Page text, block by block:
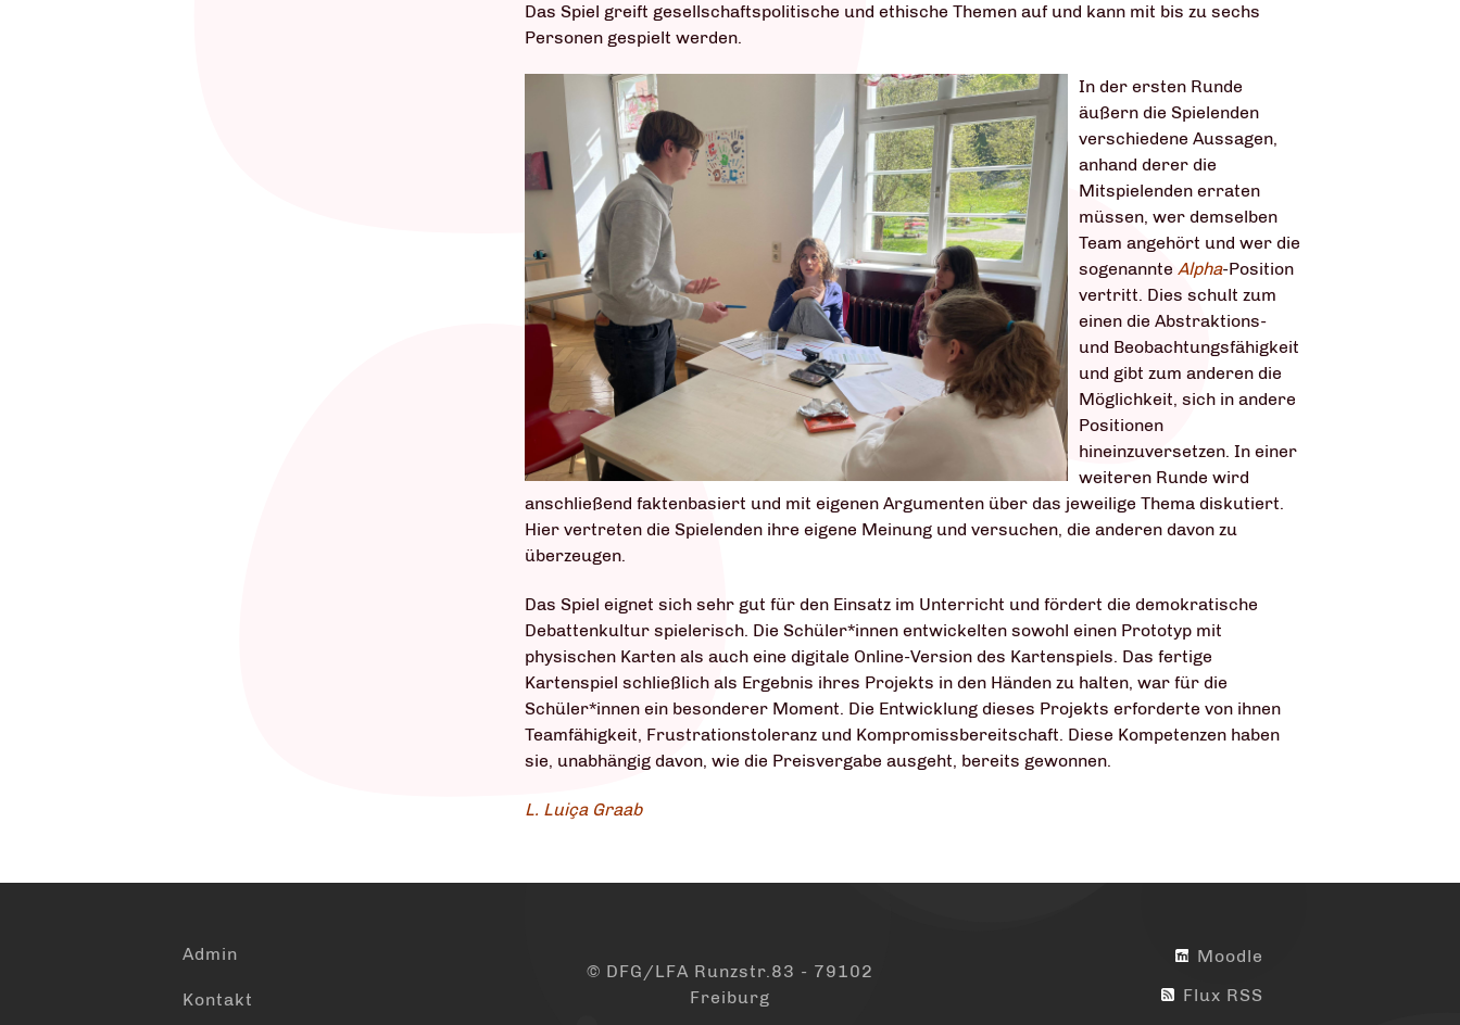
Das Spiel greift gesellschaftspolitische und ethische Themen auf und kann mit bis zu sechs
Personen gespielt werden.
In der ersten Runde
äußern die Spielenden
verschiedene Aussagen,
anhand derer die
Mitspielenden erraten
müssen, wer demselben
Team angehört und wer die
sogenannte Alpha-Position
vertritt. Dies schult zum
einen die Abstraktions-
und Beobachtungsfähigkeit
und gibt zum anderen die
Möglichkeit, sich in andere
Positionen
hineinzuversetzen. In einer
weiteren Runde wird
anschließend faktenbasiert und mit eigenen Argumenten über das jeweilige Thema diskutiert.
Hier vertreten die Spielenden ihre eigene Meinung und versuchen, die anderen davon zu
überzeugen.
Das Spiel eignet sich sehr gut für den Einsatz im Unterricht und fördert die demokratische
Debattenkultur spielerisch. Die Schüler*innen entwickelten sowohl einen Prototyp mit
physischen Karten als auch eine digitale Online-Version des Kartenspiels. Das fertige
Kartenspiel schließlich als Ergebnis ihres Projekts in den Händen zu halten, war für die
Schüler*innen ein besonderer Moment. Die Entwicklung dieses Projekts erforderte von ihnen
Teamfähigkeit, Frustrationstoleranz und Kompromissbereitschaft. Diese Kompetenzen haben
sie, unabhängig davon, wie die Preisvergabe ausgeht, bereits gewonnen.
L. Luiça Graab
Admin
Kontakt
© DFG/LFA Runzstr.83 - 79102
Freiburg
Moodle
Flux RSS